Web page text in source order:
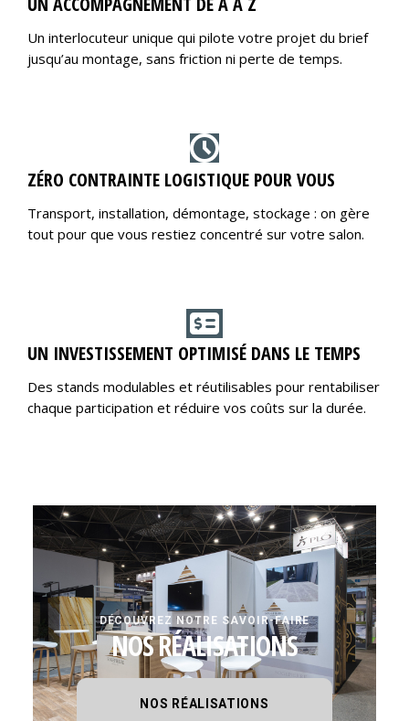
Un interlocuteur unique qui pilote votre projet du brief
jusqu’au montage, sans friction ni perte de temps.
ZÉRO CONTRAINTE LOGISTIQUE POUR VOUS
Transport, installation, démontage, stockage : on gère
tout pour que vous restiez concentré sur votre salon.
UN INVESTISSEMENT OPTIMISÉ DANS LE TEMPS
Des stands modulables et réutilisables pour rentabiliser
chaque participation et réduire vos coûts sur la durée.
DÉCOUVREZ NOTRE SAVOIR-FAIRE
NOS RÉALISATIONS
NOS RÉALISATIONS